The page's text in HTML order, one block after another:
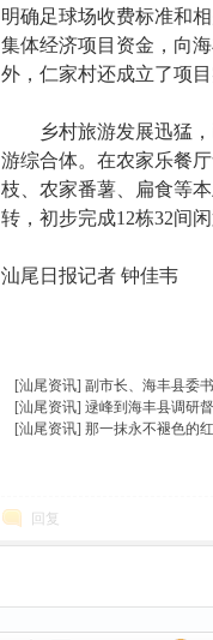
明确足球场收费标准和
集体经济项目资金，向
外，仁家村还成立了项
乡村旅游发展迅猛，
游综合体。在农家乐餐
枝、农家番薯、扁食等
转，初步完成12栋32间
汕尾日报记者 钟佳韦
[汕尾资讯] 副市长、海丰县委
[汕尾资讯] 逯峰到海丰县调研
[汕尾资讯] 那一抹永不褪色的
回复